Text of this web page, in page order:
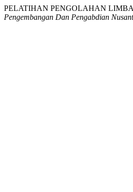
PELATIHAN PENGOLAHAN
Pengembangan Dan Pengabdian